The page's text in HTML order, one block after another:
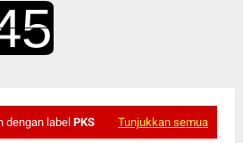
dengan label PKS Tunjukkan semua